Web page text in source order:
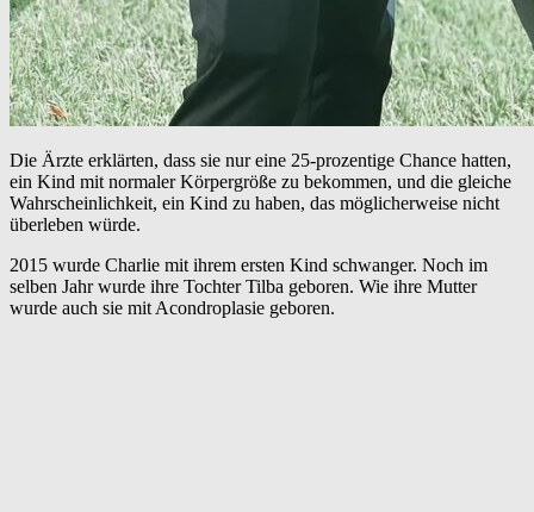
Die Ärzte erklärten, dass sie nur eine 25-prozentige Chance hatten,
ein Kind mit normaler Körpergröße zu bekommen, und die gleiche
Wahrscheinlichkeit, ein Kind zu haben, das möglicherweise nicht
überleben würde.
2015 wurde Charlie mit ihrem ersten Kind schwanger. Noch im
selben Jahr wurde ihre Tochter Tilba geboren. Wie ihre Mutter
wurde auch sie mit Acondroplasie geboren.